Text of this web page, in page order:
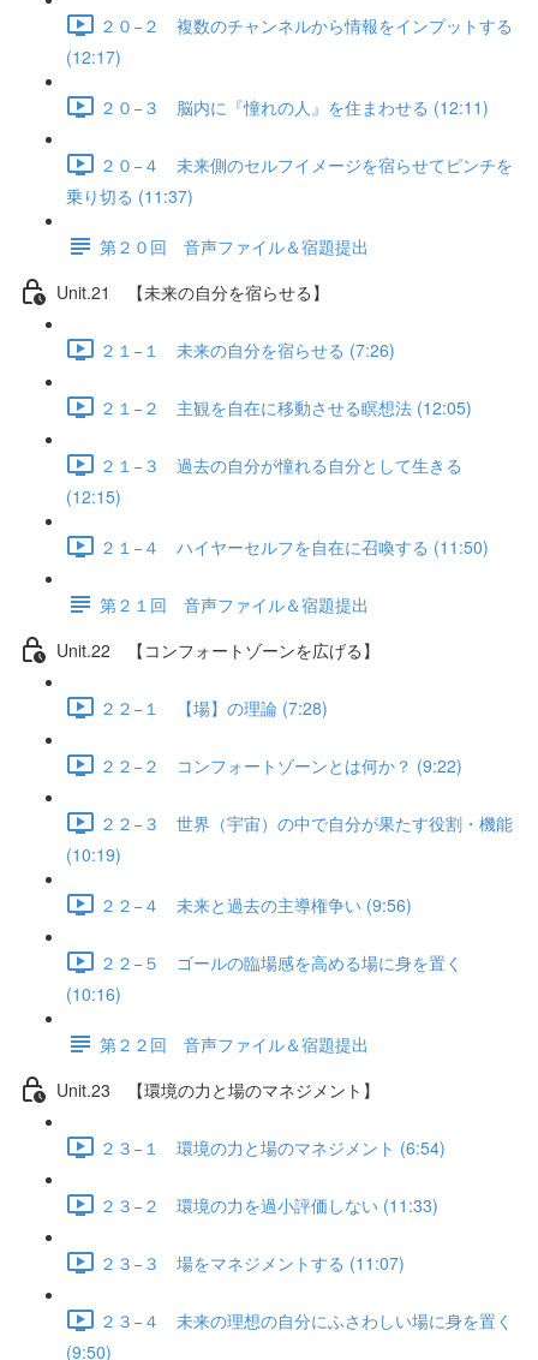
２０−２ 複数のチャンネルから情報をインプットする
(12:17)
２０−３ 脳内に『憧れの人』を住まわせる (12:11)
２０−４ 未来側のセルフイメージを宿らせてピンチを
乗り切る (11:37)
第２０回 音声ファイル＆宿題提出
Unit.21 【未来の自分を宿らせる】
２１−１ 未来の自分を宿らせる (7:26)
２１−２ 主観を自在に移動させる瞑想法 (12:05)
２１−３ 過去の自分が憧れる自分として生きる
(12:15)
２１−４ ハイヤーセルフを自在に召喚する (11:50)
第２１回 音声ファイル＆宿題提出
Unit.22 【コンフォートゾーンを広げる】
２２−１ 【場】の理論 (7:28)
２２−２ コンフォートゾーンとは何か？ (9:22)
２２−３ 世界（宇宙）の中で自分が果たす役割・機能
(10:19)
２２−４ 未来と過去の主導権争い (9:56)
２２−５ ゴールの臨場感を高める場に身を置く
(10:16)
第２２回 音声ファイル＆宿題提出
Unit.23 【環境の力と場のマネジメント】
２３−１ 環境の力と場のマネジメント (6:54)
２３−２ 環境の力を過小評価しない (11:33)
２３−３ 場をマネジメントする (11:07)
２３−４ 未来の理想の自分にふさわしい場に身を置く
(9:50)